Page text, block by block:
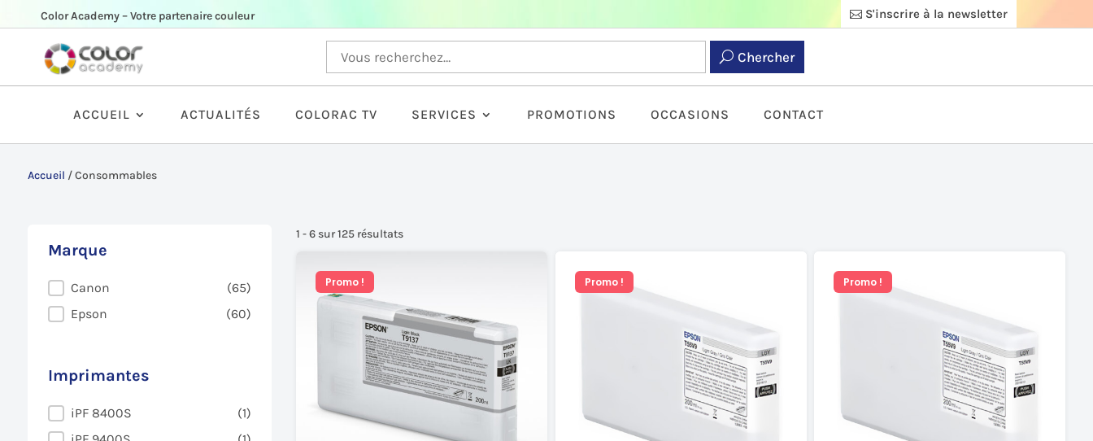
Color Academy – Votre partenaire couleur S'inscrire à la newsletter
Chercher
ACCUEIL ACTUALITÉS COLORAC TV SERVICES PROMOTIONS OCCASIONS CONTACT
Accueil /Consommables
Marque
Marque
Canon
(65)
Epson
(60)
Imprimantes
Imprimantes
iPF 8400S
(1)
1 - 6 sur 125 résultats
Promo ! Promo ! Promo !